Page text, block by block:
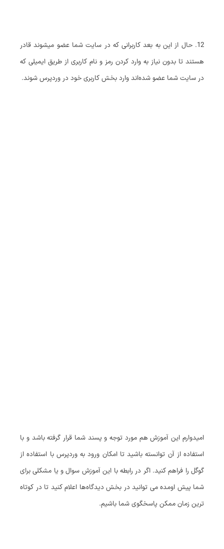
12. حال از این به بعد کاربرانی که در سایت شما عضو میشوند قادر
هستند تا بدون نیاز به وارد کردن رمز و نام کاربری از طریق ایمیلی که
در سایت شما عضو شده‌اند وارد بخش کاربری خود در وردپرس شوند.
امیدوارم این آموزش هم مورد توجه و پسند شما قرار گرفته باشد و با
استفاده از آن توانسته باشید تا امکان ورود به وردپرس با استفاده از
گوگل را فراهم کنید. اگر در رابطه با این آموزش سوال و یا مشکلی برای
شما پیش اومده می توانید در بخش دیدگاه‌ها اعلام کنید تا در کوتاه‌
ترین زمان ممکن پاسخگوی شما باشیم.